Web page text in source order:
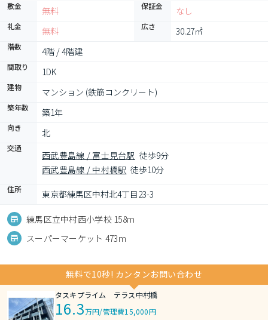
敷金 無料 保証金 なし
礼金 無料 広さ 30.27㎡
階数 4階 / 4階建
間取り 1DK
建物 マンション (鉄筋コンクリート)
築年数 築1年
向き 北
交通
西武豊島線 / 富士見台駅 徒歩9分
西武豊島線 / 中村橋駅 徒歩10分
住所 東京都練馬区中村北4丁目23-3
練馬区立中村西小学校 158m
スーパーマーケット 473m
無料で10秒! カンタンお問い合わせ
タスキプライム テラス中村橋
16.3万円/管理費15,000円